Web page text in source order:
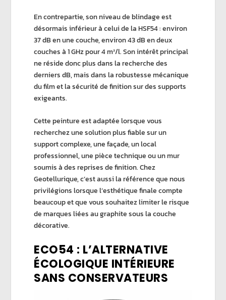
En contrepartie, son niveau de blindage est
désormais inférieur à celui de laHSF54: environ
37 dBen une couche, environ43 dBen deux
couches à 1 GHz pour 4 m²/l. Son intérêt principal
ne réside donc plus dans la recherche des
derniers dB, mais dans la robustesse mécanique
du film et la sécurité de finition sur des supports
exigeants.
Cette peinture est adaptée lorsque vous
recherchez une solution plus fiable sur un
support complexe, une façade, un local
professionnel, une pièce technique ou un mur
soumis à des reprises de finition. Chez
Geotellurique, c’est aussi la référence que nous
privilégions lorsque l’esthétique finale compte
beaucoup et que vous souhaitez limiter le risque
de marques liées au graphite sous la couche
décorative.
ECO54 : L’ALTERNATIVE
ÉCOLOGIQUE INTÉRIEURE
SANS CONSERVATEURS